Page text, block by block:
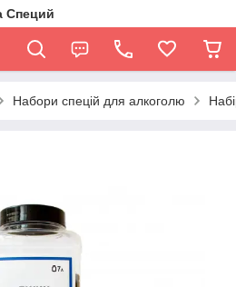
Специй
Набори спецій для алкоголю